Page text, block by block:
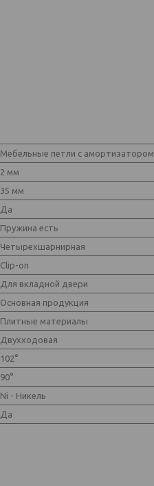
Мебельные петли с амортизатором
2 мм
35 мм
Да
Пружина есть
Четырехшарнирная
Clip-on
Для вкладной двери
Основная продукция
Плитные материалы
Двухходовая
102°
90°
Ni - Никель
Да